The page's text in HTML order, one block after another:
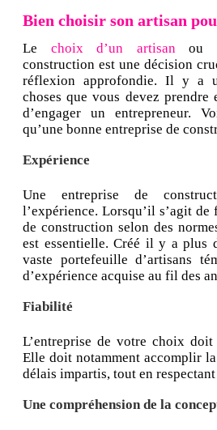
Bien choisir son artisan
Le choix d’un artisanou
construction est une décision
réflexion approfondie. Il y a
choses que vous devez prendre
d’engager un entrepreneur.
qu’une bonne entreprise de
Expérience
Une entreprise de
l’expérience. Lorsqu’il s’agit
de construction selon des
est essentielle. Créé il y a plus
vaste portefeuille d’artisans
d’expérience acquise au fil des
Fiabilité
L’entreprise de votre choix
Elle doit notamment accomplir
délais impartis, tout en
Une compréhension de la